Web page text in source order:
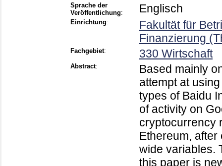
Sprache der
Veröffentlichung: Englisch
Einrichtung:
Fakultät für
Finanzierung
Fachgebiet: 330 Wirtschaft
Abstract:
Based mainly
attempt at
types of Baidu
of activity on
cryptocurrency
Ethereum,
wide variables.
this paper is